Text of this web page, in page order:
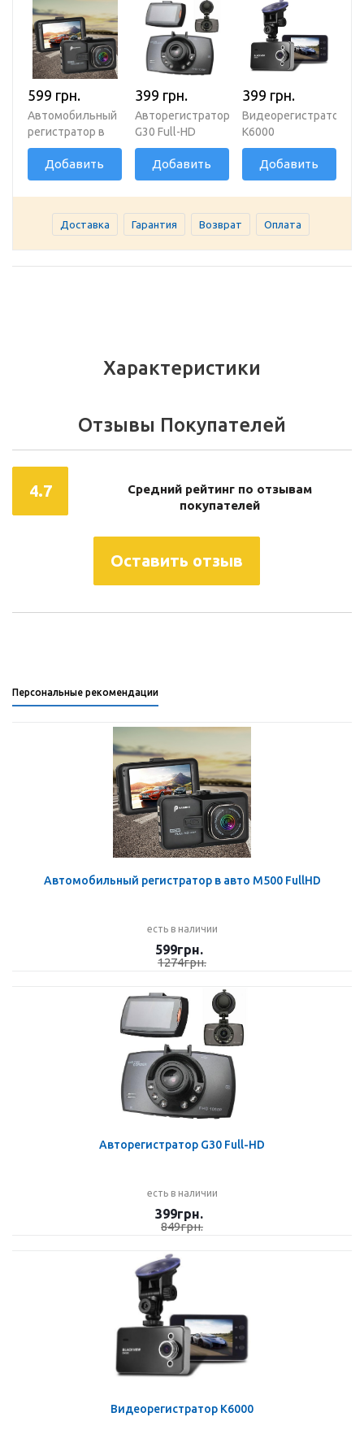
599 грн.
Автомобильный
регистратор в
авто M500 FullHD
Добавить
399 грн.
Авторегистратор
G30 Full-HD
Добавить
399 грн.
Видеорегистратор
K6000
Добавить
Доставка Гарантия Возврат Оплата
Характеристики
Отзывы Покупателей
4.7
Средний рейтинг по отзывам
покупателей
Оставить отзыв
Персональные рекомендации
Автомобильный регистратор в авто M500 FullHD
есть в наличии
599грн.
1274грн.
Авторегистратор G30 Full-HD
есть в наличии
399грн.
849грн.
Видеорегистратор K6000